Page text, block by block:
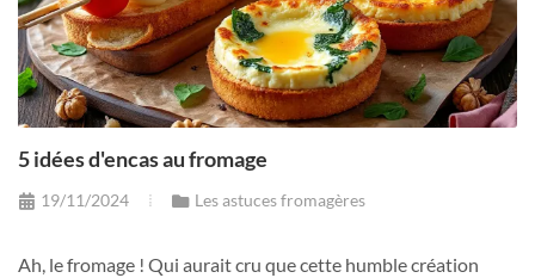
5 idées d'encas au fromage
19/11/2024 Les astuces fromagères
Ah, le fromage ! Qui aurait cru que cette humble création